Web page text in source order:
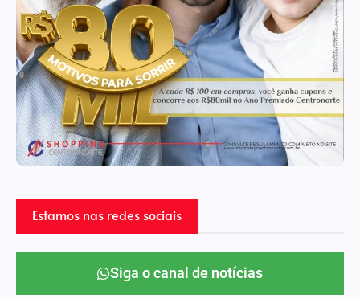
Estamos nas redes sociais
Siga o canal de notícias